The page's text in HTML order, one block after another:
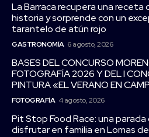
La Barraca recupera una receta
historia y sorprende con un
tarantelo de atún rojo
GASTRONOMÍA 6 agosto, 2026
BASES DEL CONCURSO
FOTOGRAFÍA 2026 Y DEL I
PINTURA «EL VERANO EN
FOTOGRAFÍA 4 agosto, 2026
Pit Stop Food Race: una
disfrutar en familia en Lomas